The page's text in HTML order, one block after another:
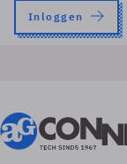
Inloggen